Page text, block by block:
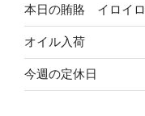
本日の賄賂 イロイロ
オイル入荷
今週の定休日